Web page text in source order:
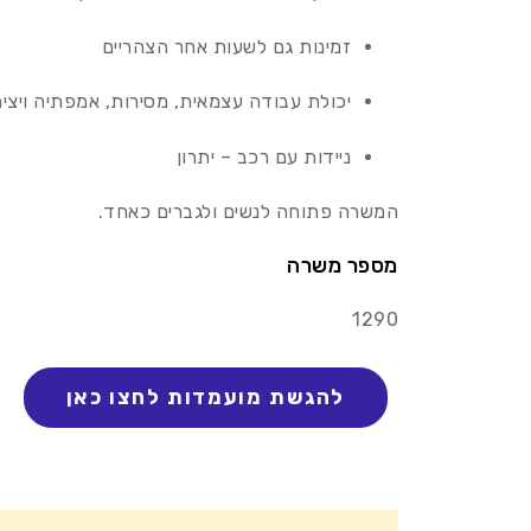
זמינות גם לשעות אחר הצהריים
יכולת עבודה עצמאית, מסירות, אמפתיה
ניידות עם רכב – יתרון
המשרה פתוחה לנשים ולגברים כאחד.
מספר משרה
1290